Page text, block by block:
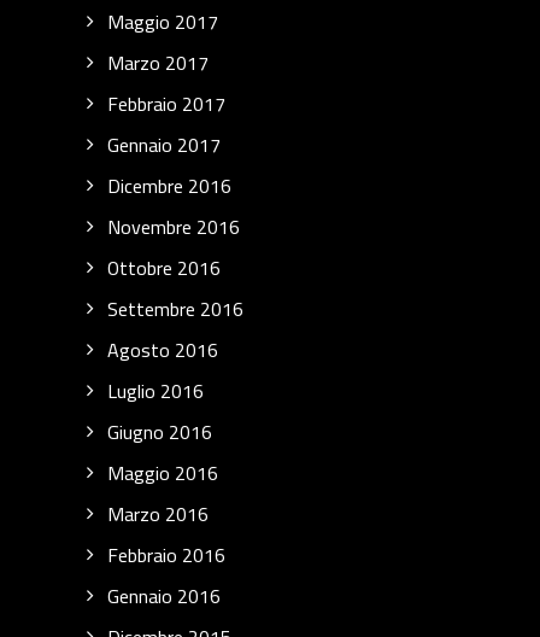
Maggio 2017
Marzo 2017
Febbraio 2017
Gennaio 2017
Dicembre 2016
Novembre 2016
Ottobre 2016
Settembre 2016
Agosto 2016
Luglio 2016
Giugno 2016
Maggio 2016
Marzo 2016
Febbraio 2016
Gennaio 2016